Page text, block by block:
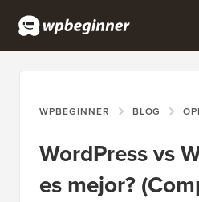
WPBEGINNER BLOG
WordPress vs
es mejor?